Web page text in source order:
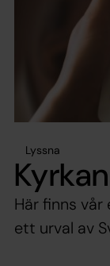
Lyssna
Här finns vår
ett urval av